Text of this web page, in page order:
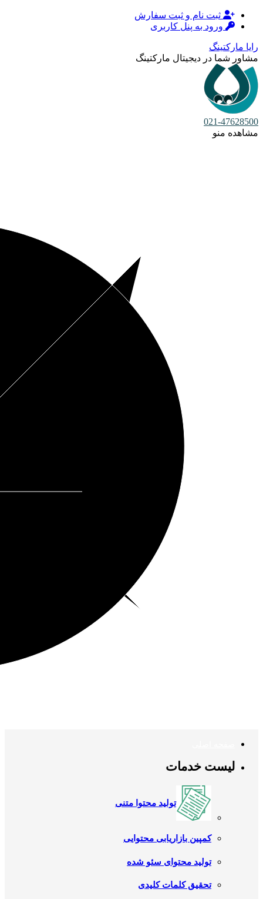
ثبت نام و ثبت سفارش
ورود به پنل کاربری
رایا مارکتینگ
مشاور شما در دیجیتال مارکتینگ
021-47628500
مشاهده منو
لیست خدمات
تولید محتوا متنی
کمپین بازاریابی محتوایی
تولید محتوای سئو شده
تحقیق کلمات کلیدی